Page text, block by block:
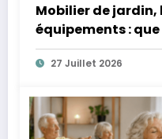
Mobilier de jardin,
équipements :
protéger quand
27 Juillet 2026